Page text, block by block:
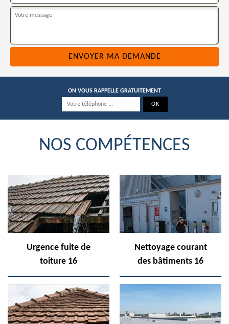
ON VOUS RAPPELLE GRATUITEMENT
NOS COMPÉTENCES
Urgence fuite de
toiture 16
Nettoyage courant
des bâtiments 16